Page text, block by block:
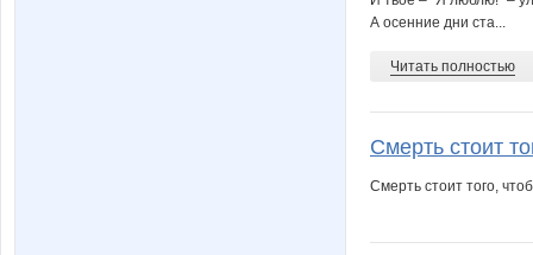
gorjulval
lestia
А осенние дни ста...
Читать полностью
Смерть стоит
Смерть стоит того,